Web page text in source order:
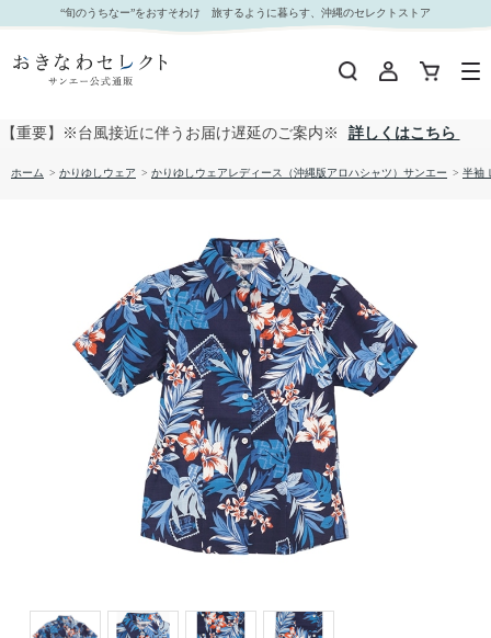
【送料無料】しゅり花たより かりゆしウェア GSL52023S L｜おきなわセレクト サンエー公式
通販
“旬のうちなー”をおすそわけ 旅するように暮らす、沖縄のセレクトストア
【重要】※台風接近に伴うお届け遅延のご案内※ 詳しくはこちら
ホーム > かりゆしウェア > かりゆしウェアレディース（沖縄版アロハシャツ）サンエー > 半袖
Prev